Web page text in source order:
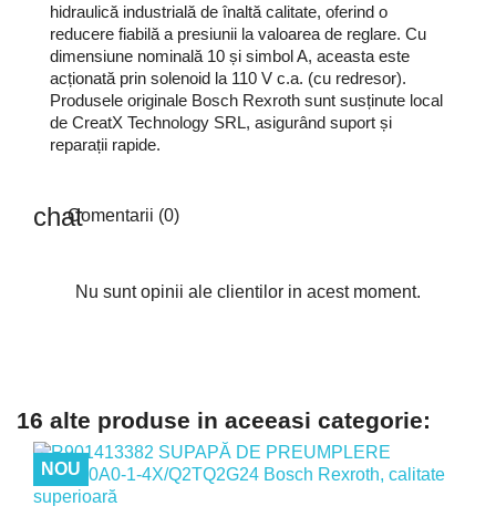
hidraulică industrială de înaltă calitate, oferind o
reducere fiabilă a presiunii la valoarea de reglare. Cu
dimensiune nominală 10 și simbol A, aceasta este
acționată prin solenoid la 110 V c.a. (cu redresor).
Produsele originale Bosch Rexroth sunt susținute local
de CreatX Technology SRL, asigurând suport și
reparații rapide.
Comentarii (0)
Nu sunt opinii ale clientilor in acest moment.
16 alte produse in aceeasi categorie:
NOU